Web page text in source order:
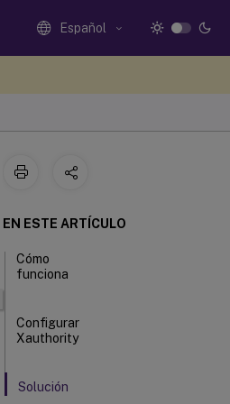
Español
EN ESTE ARTÍCULO
Cómo
funciona
Configurar
Xauthority
Solución